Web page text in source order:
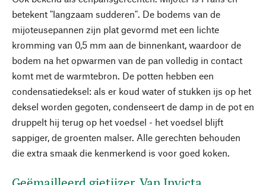
betekent "langzaam sudderen". De bodems van de
mijoteusepannen zijn plat gevormd met een lichte
kromming van 0,5 mm aan de binnenkant, waardoor de
bodem na het opwarmen van de pan volledig in contact
komt met de warmtebron. De potten hebben een
condensatiedeksel: als er koud water of stukken ijs op het
deksel worden gegoten, condenseert de damp in de pot en
druppelt hij terug op het voedsel - het voedsel blijft
sappiger, de groenten malser. Alle gerechten behouden
die extra smaak die kenmerkend is voor goed koken.